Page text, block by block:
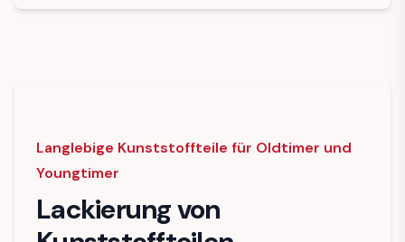
Langlebige Kunststoffteile für Oldtimer und
Youngtimer
Lackierung von